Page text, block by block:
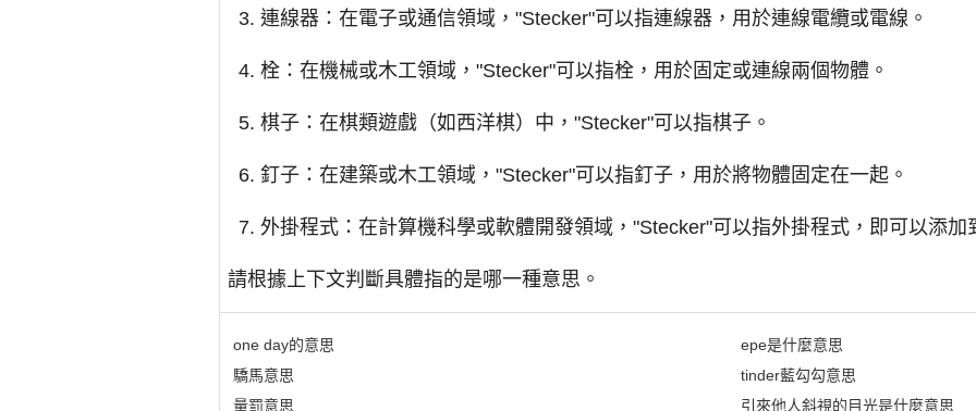
連線器：在電子或通信領域，"Stecker"可以指連線器，用於連線電纜或電線。
栓：在機械或木工領域，"Stecker"可以指栓，用於固定或連線兩個物體。
棋子：在棋類遊戲（如西洋棋）中，"Stecker"可以指棋子。
釘子：在建築或木工領域，"Stecker"可以指釘子，用於將物體固定在一起。
外掛程式：在計算機科學或軟體開發領域，"Stecker"可以指外掛程式，即可以添加
請根據上下文判斷具體指的是哪一種意思。
one day的意思
驕馬意思
量罰意思
epe是什麼意思
tinder藍勾勾意思
引來他人斜視的目光是什麼意思